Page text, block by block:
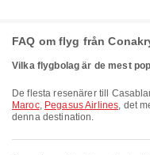
FAQ om flyg från
Vilka flygbolag är de mest
De flesta resenärer till
Maroc, Pegasus Airlines, det
denna destination.